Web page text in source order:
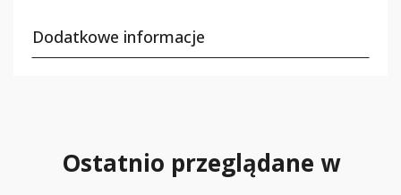
Dodatkowe informacje
Ostatnio przeglądane w